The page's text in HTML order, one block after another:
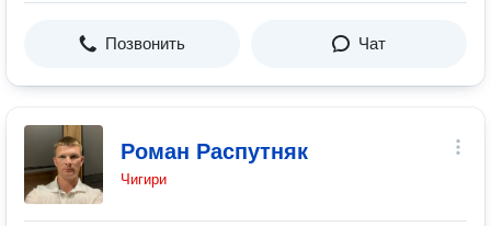
Позвонить Чат
Роман Распутняк
Чигири